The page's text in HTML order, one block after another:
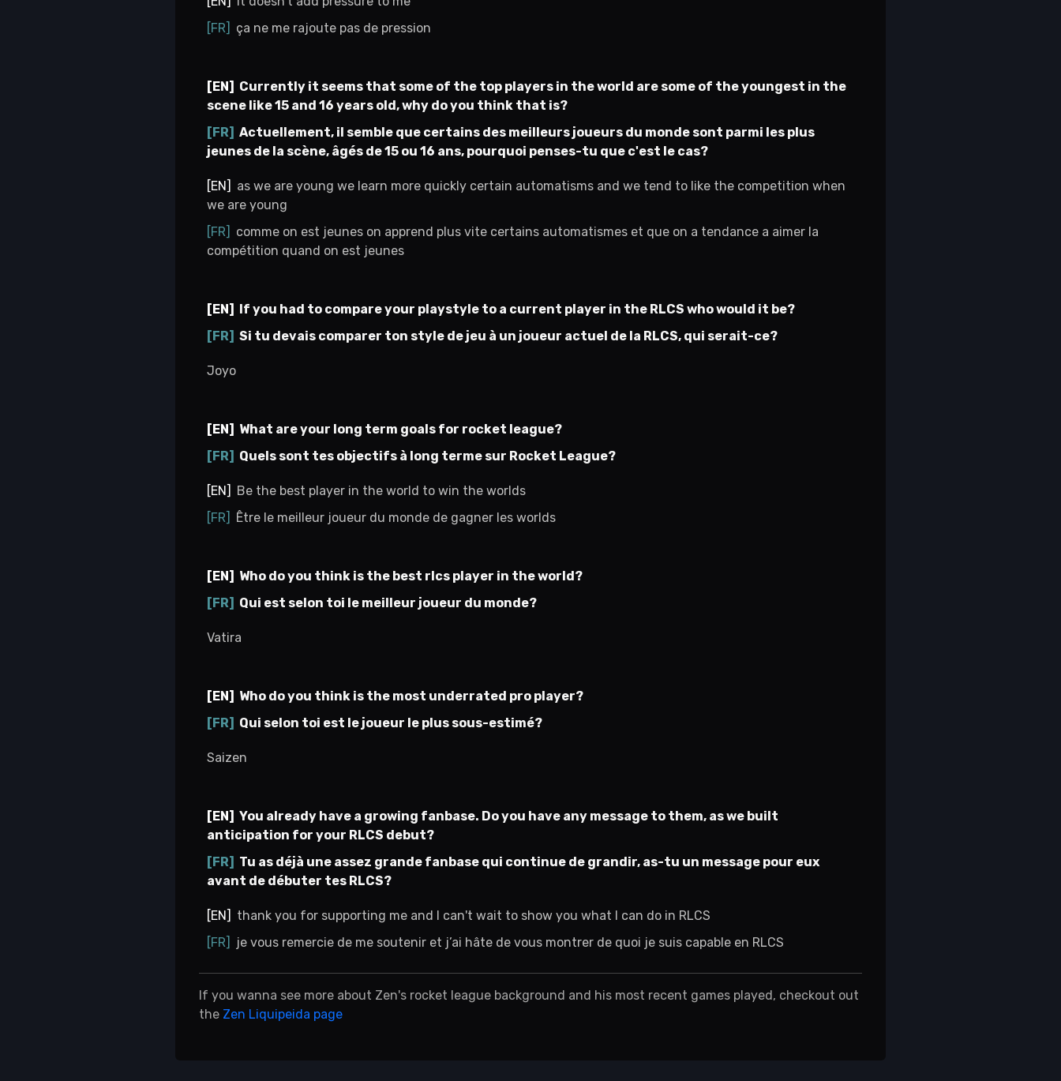
ça ne me rajoute pas de pression
Currently it seems that some of the top players in the world are some of the youngest in the
scene like 15 and 16 years old, why do you think that is?
Actuellement, il semble que certains des meilleurs joueurs du monde sont parmi les plus
jeunes de la scène, âgés de 15 ou 16 ans, pourquoi penses-tu que c'est le cas?
as we are young we learn more quickly certain automatisms and we tend to like the competition when
we are young
comme on est jeunes on apprend plus vite certains automatismes et que on a tendance a aimer la
compétition quand on est jeunes
If you had to compare your playstyle to a current player in the RLCS who would it be?
Si tu devais comparer ton style de jeu à un joueur actuel de la RLCS, qui serait-ce?
Joyo
What are your long term goals for rocket league?
Quels sont tes objectifs à long terme sur Rocket League?
Be the best player in the world to win the worlds
Être le meilleur joueur du monde de gagner les worlds
Who do you think is the best rlcs player in the world?
Qui est selon toi le meilleur joueur du monde?
Vatira
Who do you think is the most underrated pro player?
Qui selon toi est le joueur le plus sous-estimé?
Saizen
You already have a growing fanbase. Do you have any message to them, as we built
anticipation for your RLCS debut?
Tu as déjà une assez grande fanbase qui continue de grandir, as-tu un message pour eux
avant de débuter tes RLCS?
thank you for supporting me and I can't wait to show you what I can do in RLCS
je vous remercie de me soutenir et j’ai hâte de vous montrer de quoi je suis capable en RLCS
If you wanna see more about Zen's rocket league background and his most recent games played, checkout out
the Zen Liquipeida page